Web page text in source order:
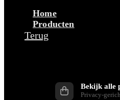
Home
Producten
Terug
Bekijk alle
Privacy-